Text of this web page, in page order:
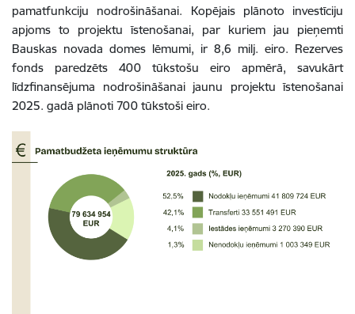
pamatfunkciju nodrošināšanai. Kopējais plānoto investīciju
apjoms to projektu īstenošanai, par kuriem jau pieņemti
Bauskas novada domes lēmumi, ir 8,6 milj. eiro. Rezerves
fonds paredzēts 400 tūkstošu eiro apmērā, savukārt
līdzfinansējuma nodrošināšanai jaunu projektu īstenošanai
2025. gadā plānoti 700 tūkstoši eiro.